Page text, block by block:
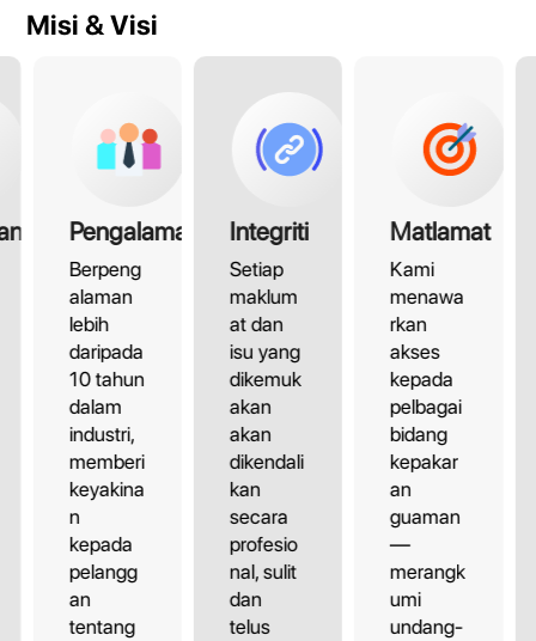
Misi & Visi
Pengalaman
Berpeng
alaman
lebih
daripada
10 tahun
dalam
industri,
memberi
keyakina
n
kepada
pelangg
an
tentang
Integriti
Setiap
maklum
at dan
isu yang
dikemuk
akan
akan
dikendali
kan
secara
profesio
nal, sulit
dan
telus
Matlamat
Kami
menawa
rkan
akses
kepada
pelbagai
bidang
kepakar
an
guaman
—
merangk
umi
undang-